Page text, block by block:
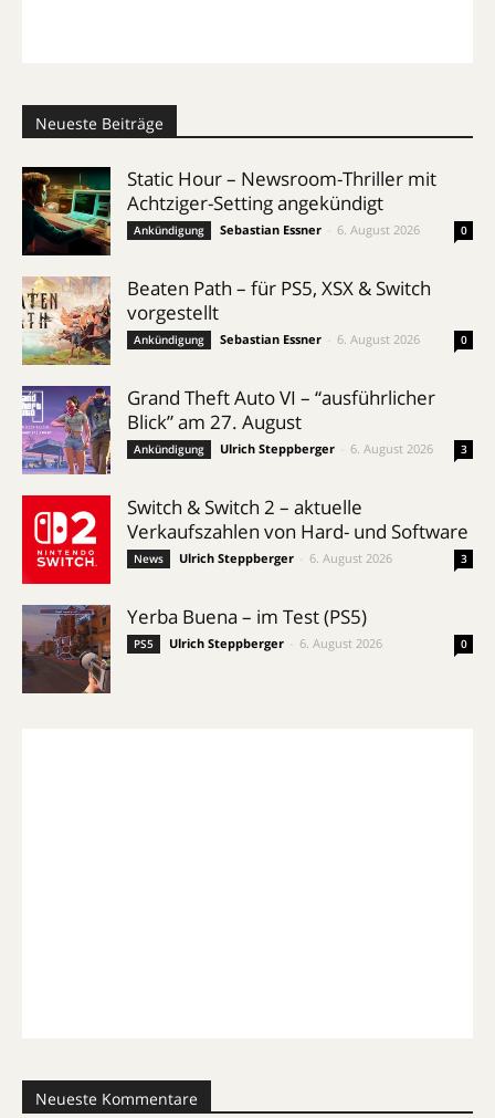
Neueste Beiträge
Static Hour – Newsroom-Thriller mit
Achtziger-Setting angekündigt
Ankündigung Sebastian Essner 6. August 2026 0
Beaten Path – für PS5, XSX & Switch
vorgestellt
Ankündigung Sebastian Essner 6. August 2026 0
Grand Theft Auto VI – “ausführlicher
Blick” am 27. August
Ankündigung Ulrich Steppberger 6. August 2026 3
Switch & Switch 2 – aktuelle
Verkaufszahlen von Hard- und Software
News Ulrich Steppberger 6. August 2026 3
Yerba Buena – im Test (PS5)
PS5 Ulrich Steppberger 6. August 2026 0
Neueste Kommentare